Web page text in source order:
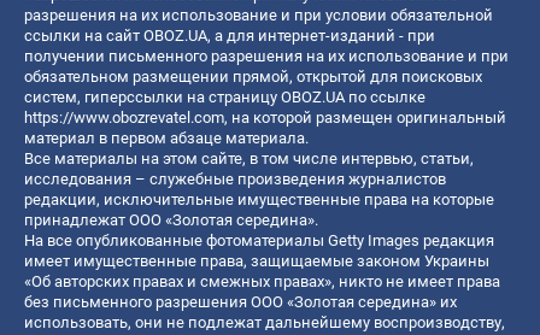
разрешения на их использование и при условии обязательной
ссылки на сайт OBOZ.UA, а для интернет-изданий - при
получении письменного разрешения на их использование и при
обязательном размещении прямой, открытой для поисковых
систем, гиперссылки на страницу OBOZ.UA по ссылке
https://www.obozrevatel.com, на которой размещен оригинальный
материал в первом абзаце материала.
Все материалы на этом сайте, в том числе интервью, статьи,
исследования – служебные произведения журналистов
редакции, исключительные имущественные права на которые
принадлежат ООО «Золотая середина».
На все опубликованные фотоматериалы Getty Images редакция
имеет имущественные права, защищаемые законом Украины
«Об авторских правах и смежных правах», никто не имеет права
без письменного разрешения ООО «Золотая середина» их
использовать, они не подлежат дальнейшему воспроизводству,